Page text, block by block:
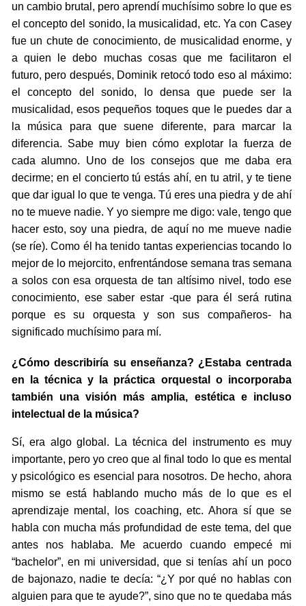
un cambio brutal, pero aprendí muchísimo sobre lo que es
el concepto del sonido, la musicalidad, etc. Ya con Casey
fue un chute de conocimiento, de musicalidad enorme, y
a quien le debo muchas cosas que me facilitaron el
futuro, pero después, Dominik retocó todo eso al máximo:
el concepto del sonido, lo densa que puede ser la
musicalidad, esos pequeños toques que le puedes dar a
la música para que suene diferente, para marcar la
diferencia. Sabe muy bien cómo explotar la fuerza de
cada alumno. Uno de los consejos que me daba era
decirme; en el concierto tú estás ahí, en tu atril, y te tiene
que dar igual lo que te venga. Tú eres una piedra y de ahí
no te mueve nadie. Y yo siempre me digo: vale, tengo que
hacer esto, soy una piedra, de aquí no me mueve nadie
(se ríe). Como él ha tenido tantas experiencias tocando lo
mejor de lo mejorcito, enfrentándose semana tras semana
a solos con esa orquesta de tan altísimo nivel, todo ese
conocimiento, ese saber estar -que para él será rutina
porque es su orquesta y son sus compañeros- ha
significado muchísimo para mí.
¿Cómo describiría su enseñanza? ¿Estaba centrada
en la técnica y la práctica orquestal o incorporaba
también una visión más amplia, estética e incluso
intelectual de la música?
Sí, era algo global. La técnica del instrumento es muy
importante, pero yo creo que al final todo lo que es mental
y psicológico es esencial para nosotros. De hecho, ahora
mismo se está hablando mucho más de lo que es el
aprendizaje mental, los coaching, etc. Ahora sí que se
habla con mucha más profundidad de este tema, del que
antes nos hablaba. Me acuerdo cuando empecé mi
“bachelor”, en mi universidad, que si tenías ahí un poco
de bajonazo, nadie te decía: “¿Y por qué no hablas con
alguien para que te ayude?”, sino que no te quedaba más